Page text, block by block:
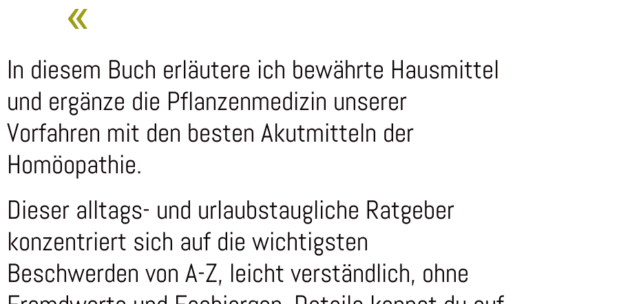
«
In diesem Buch erläutere ich bewährte Hausmittel
und ergänze die Pflanzenmedizin unserer
Vorfahren mit den besten Akutmitteln der
Homöopathie.
Dieser alltags- und urlaubstaugliche Ratgeber
konzentriert sich auf die wichtigsten
Beschwerden von A-Z, leicht verständlich, ohne